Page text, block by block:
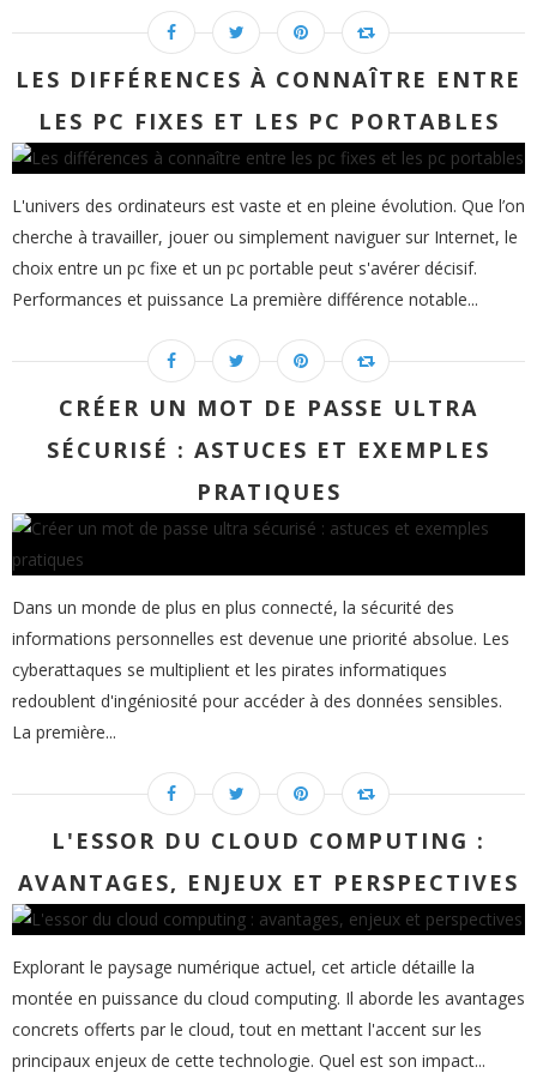
LES DIFFÉRENCES À CONNAÎTRE ENTRE
LES PC FIXES ET LES PC PORTABLES
L'univers des ordinateurs est vaste et en pleine évolution. Que l’on
cherche à travailler, jouer ou simplement naviguer sur Internet, le
choix entre un pc fixe et un pc portable peut s'avérer décisif.
Performances et puissance La première différence notable...
CRÉER UN MOT DE PASSE ULTRA
SÉCURISÉ : ASTUCES ET EXEMPLES
PRATIQUES
Dans un monde de plus en plus connecté, la sécurité des
informations personnelles est devenue une priorité absolue. Les
cyberattaques se multiplient et les pirates informatiques
redoublent d'ingéniosité pour accéder à des données sensibles.
La première...
L'ESSOR DU CLOUD COMPUTING :
AVANTAGES, ENJEUX ET PERSPECTIVES
Explorant le paysage numérique actuel, cet article détaille la
montée en puissance du cloud computing. Il aborde les avantages
concrets offerts par le cloud, tout en mettant l'accent sur les
principaux enjeux de cette technologie. Quel est son impact...